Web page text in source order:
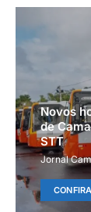
Novos
de
STT
Jornal
CONFIRA